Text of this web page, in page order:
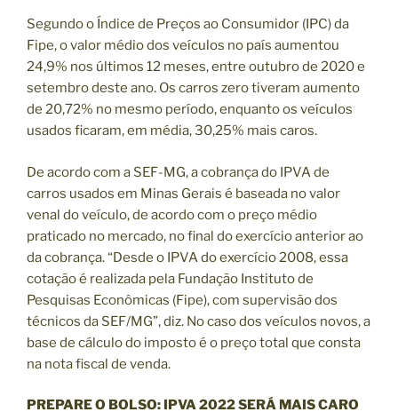
Segundo o Índice de Preços ao Consumidor (IPC) da
Fipe, o valor médio dos veículos no país aumentou
24,9% nos últimos 12 meses, entre outubro de 2020 e
setembro deste ano. Os carros zero tiveram aumento
de 20,72% no mesmo período, enquanto os veículos
usados ficaram, em média, 30,25% mais caros.
De acordo com a SEF-MG, a cobrança do IPVA de
carros usados em Minas Gerais é baseada no valor
venal do veículo, de acordo com o preço médio
praticado no mercado, no final do exercício anterior ao
da cobrança. “Desde o IPVA do exercício 2008, essa
cotação é realizada pela Fundação Instituto de
Pesquisas Econômicas (Fipe), com supervisão dos
técnicos da SEF/MG”, diz. No caso dos veículos novos, a
base de cálculo do imposto é o preço total que consta
na nota fiscal de venda.
PREPARE O BOLSO: IPVA 2022 SERÁ MAIS CARO